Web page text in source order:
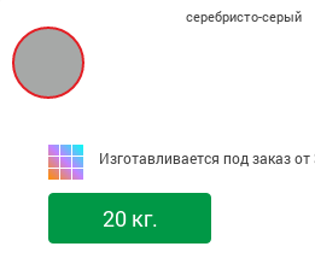
серебристо-серый
Изготавливается под заказ от
20 кг.